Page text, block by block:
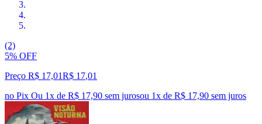
(2)
5% OFF
Preço R$ 17,01R$ 17,01
no Pix Ou 1x de R$ 17,90 sem jurosou 1x de R$ 17,90 sem juros